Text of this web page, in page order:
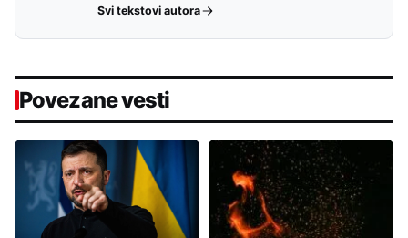
Svi tekstovi autora
Povezane vesti